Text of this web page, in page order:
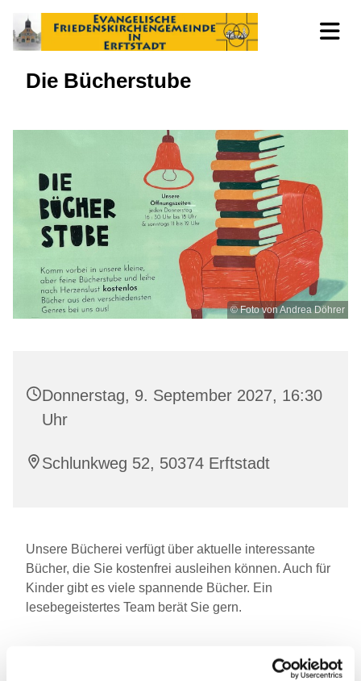
Die Bücherstube
© Foto von Andrea Döhrer
Donnerstag, 9. September 2027, 16:30
Uhr
Schlunkweg 52, 50374 Erftstadt
Unsere Bücherei verfügt über aktuelle interessante
Bücher, die Sie kostenfrei ausleihen können. Auch für
Kinder gibt es viele spannende Bücher. Ein
lesebegeistertes Team berät Sie gern.